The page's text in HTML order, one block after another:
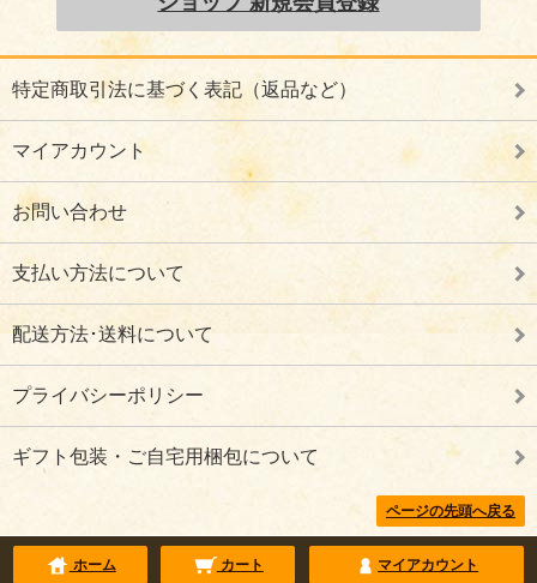
特定商取引法に基づく表記（返品など）
マイアカウント
お問い合わせ
支払い方法について
配送方法･送料について
プライバシーポリシー
ギフト包装・ご自宅用梱包について
ページの先頭へ戻る
ホーム カート マイアカウント